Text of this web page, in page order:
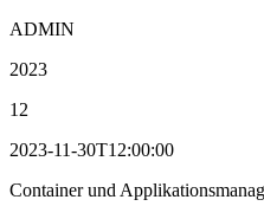
ADMIN
2023
12
2023-11-30T12:00:00
Container und